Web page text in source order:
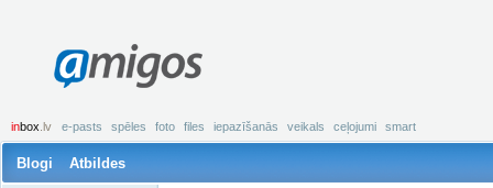
amigos
inbox .lv e-pasts spēles foto files iepazīšanās veikals ceļojumi smart
Blogi Atbildes